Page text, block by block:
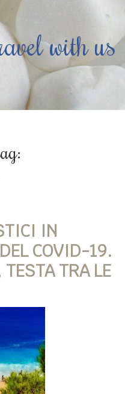
with us
IN
COVID-19.
TRA LE